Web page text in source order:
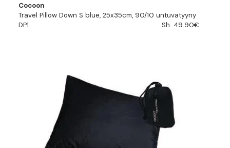
Cocoon
Travel Pillow Down S blue, 25x35cm, 90/10 untuvatyyny
DP1
Sh. 49.90€